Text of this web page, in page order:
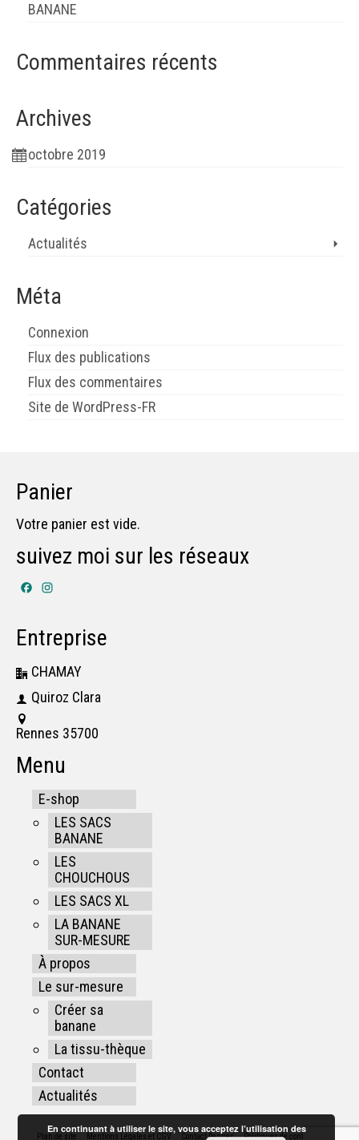
BANANE
Commentaires récents
Archives
octobre 2019
Catégories
Actualités
Méta
Connexion
Flux des publications
Flux des commentaires
Site de WordPress-FR
Panier
Votre panier est vide.
suivez moi sur les réseaux
Facebook
Entreprise
CHAMAY
Quiroz Clara
Rennes 35700
Menu
E-shop
LES SACS
BANANE
LES
CHOUCHOUS
LES SACS XL
LA BANANE
SUR-MESURE
À propos
Le sur-mesure
Créer sa
banane
La tissu-thèque
Contact
Actualités
Plan de site Mentions Légales et CGV Contact Rennes Politiques de confidentialité
En continuant à utiliser le site, vous acceptez l’utilisation des